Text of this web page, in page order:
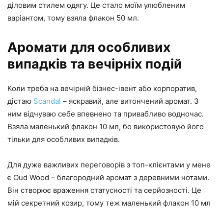
діловим стилем одягу. Це стало моїм улюбленим
варіантом, тому взяла флакон 50 мл.
Аромати для особливих
випадків та вечірніх подій
Коли треба на вечірній бізнес-івент або корпоратив,
дістаю Scandal – яскравий, але витончений аромат. З
ним відчуваю себе впевнено та привабливо водночас.
Взяла маленький флакон 10 мл, бо використовую його
тільки для особливих випадків.
Для дуже важливих переговорів з топ-клієнтами у мене
є Oud Wood – благородний аромат з деревними нотами.
Він створює враження статусності та серйозності. Це
мій секретний козир, тому теж маленький флакон 10 мл